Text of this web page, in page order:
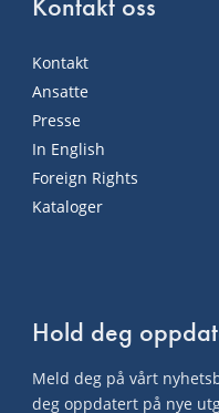
Kontakt
Ansatte
Presse
In English
Foreign Rights
Kataloger
Hold deg
Meld deg på vårt
deg oppdatert på nye